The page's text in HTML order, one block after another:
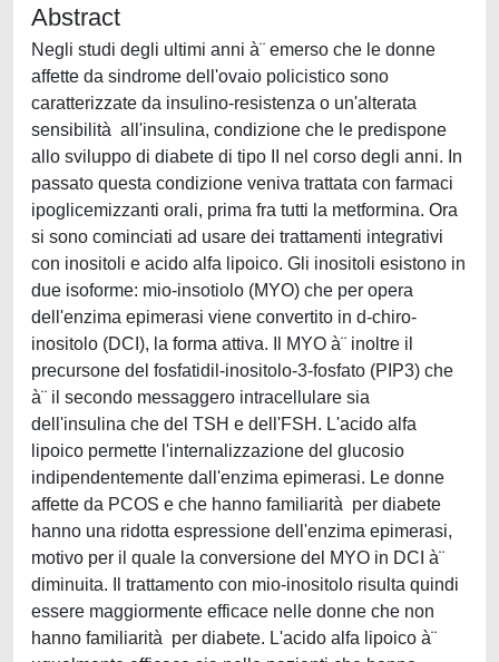
Abstract
Negli studi degli ultimi anni à¨ emerso che le donne
affette da sindrome dell'ovaio policistico sono
caratterizzate da insulino-resistenza o un'alterata
sensibilità all'insulina, condizione che le predispone
allo sviluppo di diabete di tipo II nel corso degli anni. In
passato questa condizione veniva trattata con farmaci
ipoglicemizzanti orali, prima fra tutti la metformina. Ora
si sono cominciati ad usare dei trattamenti integrativi
con inositoli e acido alfa lipoico. Gli inositoli esistono in
due isoforme: mio-insotiolo (MYO) che per opera
dell'enzima epimerasi viene convertito in d-chiro-
inositolo (DCI), la forma attiva. Il MYO à¨ inoltre il
precursone del fosfatidil-inositolo-3-fosfato (PIP3) che
à¨ il secondo messaggero intracellulare sia
dell'insulina che del TSH e dell'FSH. L'acido alfa
lipoico permette l'internalizzazione del glucosio
indipendentemente dall'enzima epimerasi. Le donne
affette da PCOS e che hanno familiarità per diabete
hanno una ridotta espressione dell'enzima epimerasi,
motivo per il quale la conversione del MYO in DCI à¨
diminuita. Il trattamento con mio-inositolo risulta quindi
essere maggiormente efficace nelle donne che non
hanno familiarità per diabete. L'acido alfa lipoico à¨